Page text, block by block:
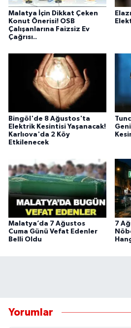
Malatya İçin Dikkat Çeken
Konut Önerisi! OSB
Çalışanlarına Faizsiz Ev
Çağrısı..
Bingöl'de 8 Ağustos'ta
Elektrik Kesintisi Yaşanacak!
Karlıova'da 2 Köy
Etkilenecek
Malatya’da 7 Ağustos
Cuma Günü Vefat Edenler
Belli Oldu
7
Yorumlar